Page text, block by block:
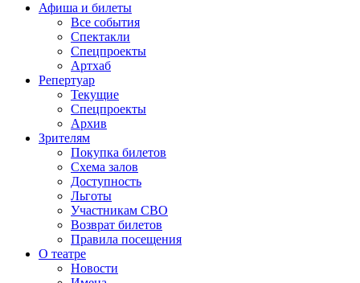
Афиша и билеты
Все события
Спектакли
Спецпроекты
Артхаб
Репертуар
Текущие
Спецпроекты
Архив
Зрителям
Покупка билетов
Схема залов
Доступность
Льготы
Участникам СВО
Возврат билетов
Правила посещения
О театре
Новости